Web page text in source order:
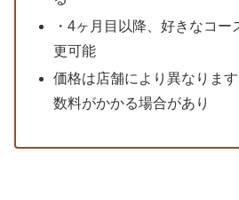
・4ヶ月目以降、好きなコ
更可能
価格は店舗により異なりま
数料がかかる場合があり